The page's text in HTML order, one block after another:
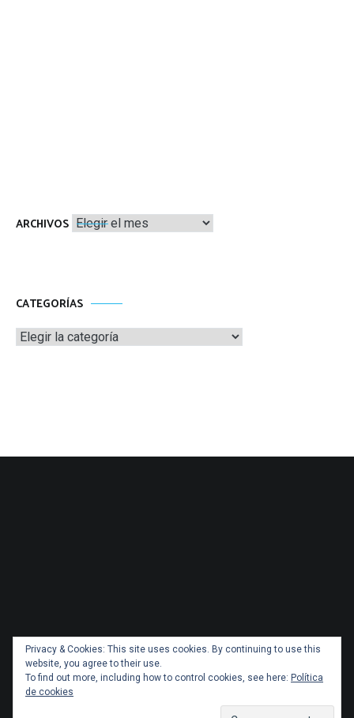
ARCHIVOS Archivos
CATEGORÍAS
Categorías
Copyright 2026 Administracionytransportes.cl Todos los
Privacy & Cookies: This site uses cookies. By continuing to use this
website, you agree to their use.
To find out more, including how to control cookies, see here: Política
de cookies